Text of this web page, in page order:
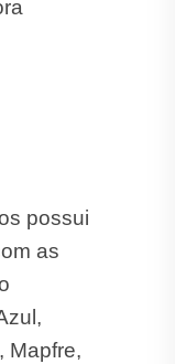
possui
as
Mapfre,